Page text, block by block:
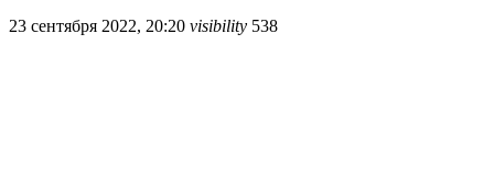
23 сентября 2022, 20:20 visibility 538